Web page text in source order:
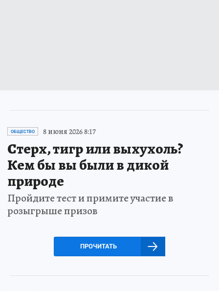
ОБЩЕСТВО 8 июня 2026 8:17
Стерх, тигр или выхухоль?
Кем бы вы были в дикой
природе
Пройдите тест и примите участие в
розыгрыше призов
ПРОЧИТАТЬ